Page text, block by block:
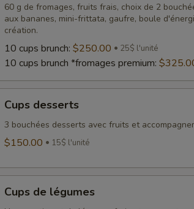
60 g de fromages, fruits frais, choix de 2
aux bananes, mini-frittata, gaufre, boule
création.
10 cups brunch: $250.00 25$ l'unité
10 cups brunch *fromages premium:
desserts
Cups desserts
3 bouchées desserts avec fruits et
$150.00 15$ l'unité
Cups de légumes